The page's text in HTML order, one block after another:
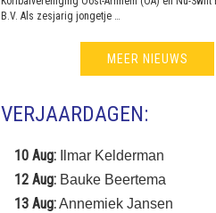
B.V. Als zesjarig jongetje …
MEER NIEUWS
VERJAARDAGEN:
10 Aug: Ilmar Kelderman
12 Aug: Bauke Beertema
13 Aug:Annemiek Jansen